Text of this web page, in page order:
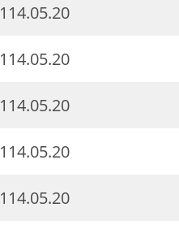
114.05.20
114.05.20
114.05.20
114.05.20
114.05.20